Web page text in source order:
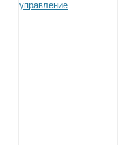
управление